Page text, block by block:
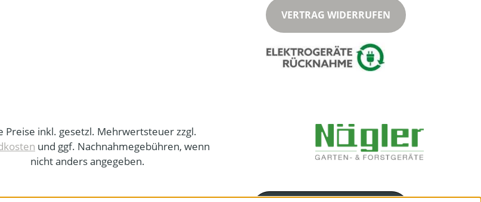
VERTRAG WIDERRUFEN
Preise inkl. gesetzl. Mehrwertsteuer zzgl.
und ggf. Nachnahmegebühren, wenn
nicht anders angegeben.